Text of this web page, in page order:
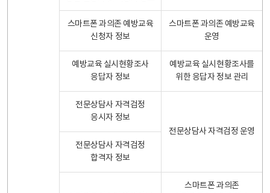
스마트폰 과의존 예방교육
신청자 정보
스마트폰 과의존 예방교육
운영
예방교육 실시현황조사
응답자 정보
예방교육 실시현황조사를
위한 응답자 정보 관리
전문상담사 자격검정
응시자 정보
전문상담사 자격검정 운영
전문상담사 자격검정
합격자 정보
스마트폰 과의존